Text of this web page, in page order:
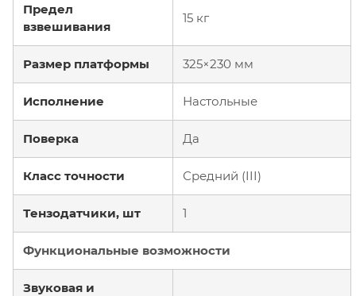
Предел
взвешивания
15 кг
Размер платформы 325×230 мм
Исполнение Настольные
Поверка Да
Класс точности Средний (III)
Тензодатчики, шт 1
Функциональные возможности
Звуковая и